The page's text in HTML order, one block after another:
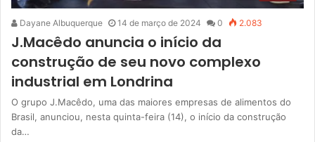
Dayane Albuquerque 14 de março de 2024 0 2.083
J.Macêdo anuncia o início da
construção de seu novo complexo
industrial em Londrina
O grupo J.Macêdo, uma das maiores empresas de alimentos do
Brasil, anunciou, nesta quinta-feira (14), o início da construção
da…